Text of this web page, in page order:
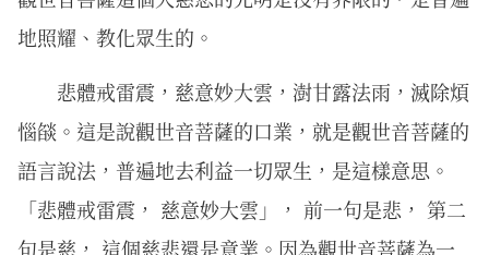
地照耀、教化眾生的。
悲體戒雷震，慈意妙大雲，澍甘露法雨，滅除煩
惱燄。這是說觀世音菩薩的口業，就是觀世音菩薩的
語言說法，普遍地去利益一切眾生，是這樣意思。
「悲體戒雷震， 慈意妙大雲」， 前一句是悲， 第二
句是慈， 這個慈悲還是意業。因為觀世音菩薩為一